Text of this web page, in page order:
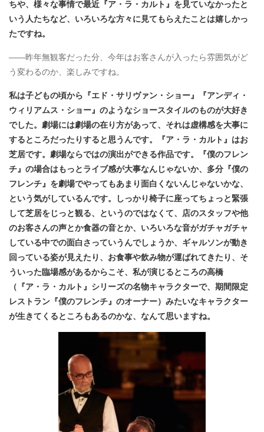
ちや、様々な事情で最近『ア・ラ・カルト』を見ていなかったと
いう人たちなど、いろいろな方々に見てもらえたことは嬉しかっ
たですね。
――昨年無観客だった分、今年はお客さんが入ったら雰囲気がど
う変わるのか、楽しみですね。
私は子どもの頃から『エド・サリヴァン・ショー』『アンディ・
ウィリアムス・ショー』のようなショースタイルのものが大好き
でした。劇場には劇場の在り方があって、それは虚構感を大事に
するところだったりすると思うんです。『ア・ラ・カルト』はお
芝居です。劇場ならではの演出ができる作品です。『僕のフレン
チ』の場合はもっとライブ感が大事なんじゃないか、多分『僕の
フレンチ』を劇場でやってもあまり面白くないんじゃないかな、
という気がしているんです。しっかり椅子に座ってちょっと緊張
して芝居をじっと観る、というのではなくて、店のスタッフや他
のお客さんの声とか食器の音とか、いろいろな音がガチャガチャ
している中での面白さっていうんでしょうか、ギャルソンが動き
回っている姿が見えたり、お食事や飲み物が運ばれてきたり、そ
ういった臨場感があるからこそ、私が演じるところの高橋
（『ア・ラ・カルト』シリーズの名物キャラクターで、期間限定
レストラン『僕のフレンチ』のオーナー）みたいなキャラクター
が生きてくるところもあるのかな、なんて思いますね。